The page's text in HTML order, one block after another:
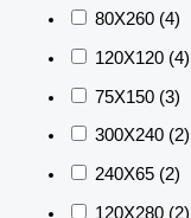
80X260 (4)
120X120 (4)
75X150 (3)
300X240 (2)
240X65 (2)
120X280 (2)